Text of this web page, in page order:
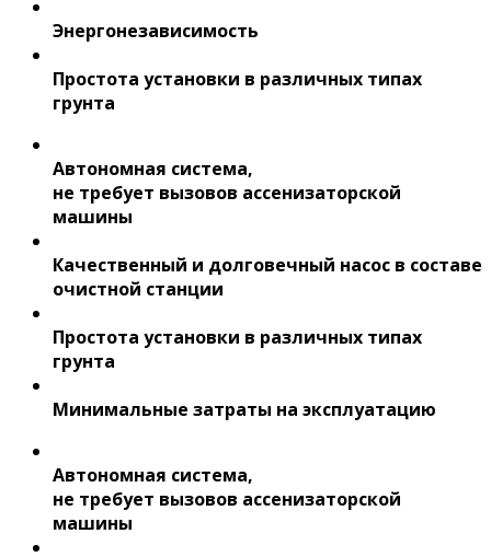
Энергонезависимость
Простота установки в различных типах
грунта
Автономная система,
не требует вызовов ассенизаторской
машины
Качественный и долговечный насос в составе
очистной станции
Простота установки в различных типах
грунта
Минимальные затраты на эксплуатацию
Автономная система,
не требует вызовов ассенизаторской
машины